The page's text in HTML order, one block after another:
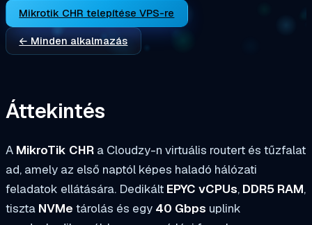
Mikrotik CHR telepítése VPS-re
← Minden alkalmazás
Áttekintés
A MikroTik CHR a Cloudzy-n virtuális routert és tűzfalat
ad, amely az első naptól képes haladó hálózati
feladatok ellátására. Dedikált EPYC vCPUs, DDR5 RAM,
tiszta NVMe tárolás és egy 40 Gbps uplink